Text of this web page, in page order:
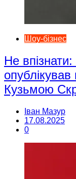
Шоу-бізнес
Не
Кузьмою
Іван Мазур
17.08.2025
0